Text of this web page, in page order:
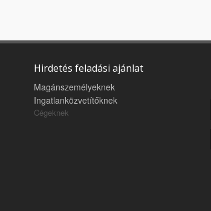
Hirdetés feladási ajánlat
Magánszemélyeknek
Ingatlanközvetítőknek
Cégeknek